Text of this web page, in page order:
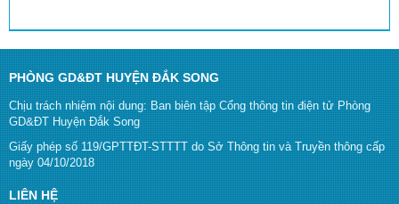
PHÒNG GD&ĐT HUYỆN ĐẮK SONG
Chịu trách nhiệm nội dung: Ban biên tập Cổng thông tin điện tử Phòng
GD&ĐT Huyện Đắk Song
Giấy phép số 119/GPTTĐT-STTTT do Sở Thông tin và Truyền thông cấp
ngày 04/10/2018
LIÊN HỆ